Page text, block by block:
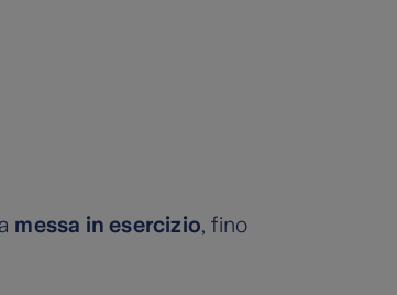
messa in esercizio, fino